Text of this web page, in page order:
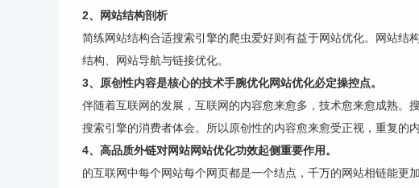
2、网站结构剖析
简练网站结构合适搜索引擎的爬虫爱好则有益于网站优化。网站
结构、网站导航与链接优化。
3、原创性内容是核心的技术手腕优化网站优化必定操控点。
伴随着互联网的发展，互联网的内容愈来愈多，技术愈来愈成熟
搜索引擎的消费者体会。所以原创性的内容愈来愈受正视，重复的
4、高品质外链对网站网站优化功效起侧重要作用。
的互联网中每个网站每个网页都是一个结点，千万的网站相链能